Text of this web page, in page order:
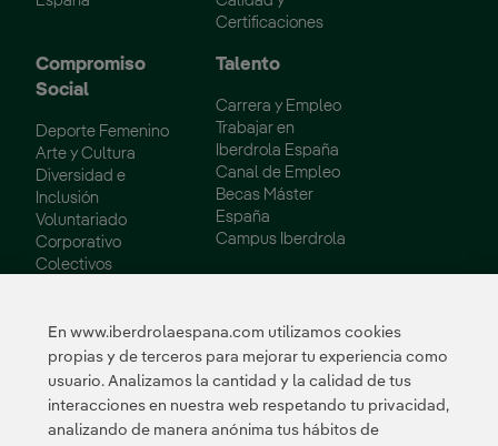
Certificaciones
Compromiso
Social
Deporte Femenino
Arte y Cultura
Diversidad e
Inclusión
Voluntariado
Corporativo
Colectivos
Talento
Carrera y Empleo
Trabajar en
Iberdrola España
Canal de Empleo
Becas Máster
España
Campus Iberdrola
Innovación
Innovación en
nuestro negocio
Innovación
colaborativa
En www.iberdrolaespana.com utilizamos cookies
propias y de terceros para mejorar tu experiencia como
usuario. Analizamos la cantidad y la calidad de tus
interacciones en nuestra web respetando tu privacidad,
analizando de manera anónima tus hábitos de